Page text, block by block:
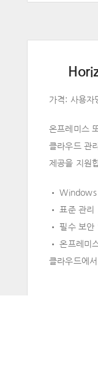
가격: 사용
온프레미스
클라우드 관
제공을 지원
• Windows
• 표준 관리
• 필수 보안
• 온프레미
클라우드에